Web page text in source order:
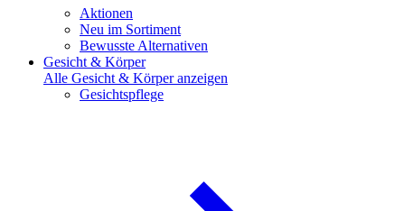
Aktionen
Neu im Sortiment
Bewusste Alternativen
Gesicht & Körper
Alle Gesicht & Körper anzeigen
Gesichtspflege